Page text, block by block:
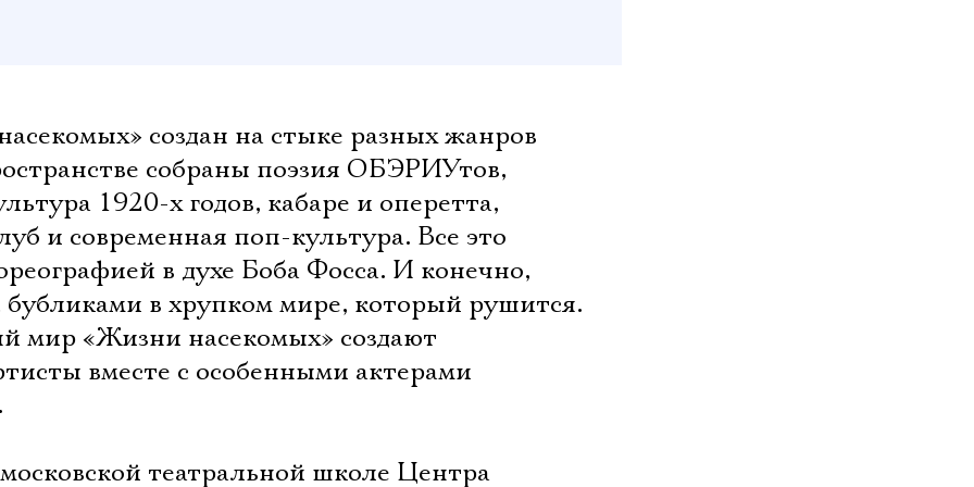
создан на стыке разных жанров
собраны поэзия ОБЭРИУтов,
1920-х годов, кабаре и оперетта,
и современная поп-культура. Все это
в духе Боба Фосса. И конечно,
в хрупком мире, который рушится.
мир «Жизни насекомых» создают
вместе с особенными актерами
театральной школе Центра